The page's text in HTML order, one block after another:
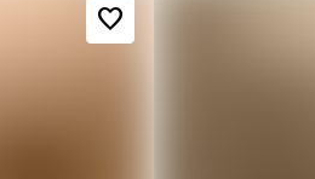
favorite_border